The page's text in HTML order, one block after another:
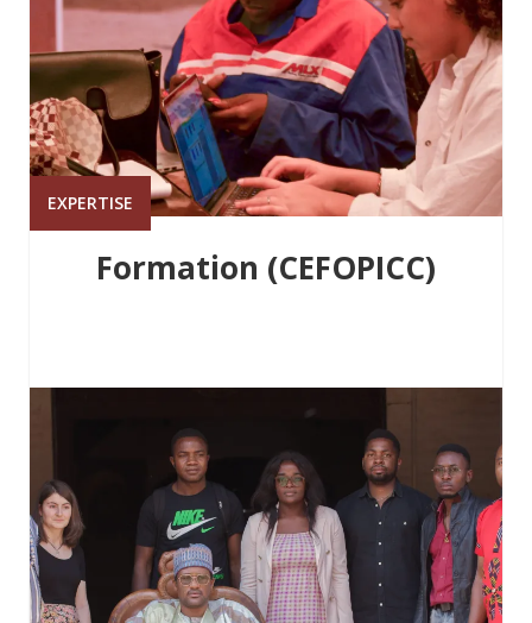
EXPERTISE
Formation (CEFOPICC)